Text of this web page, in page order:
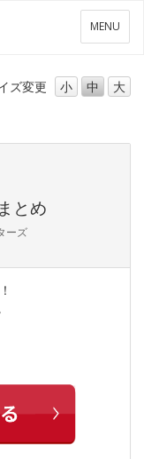
メ
ニ
ー
MENU
ズ変更 小 中 大
とめ
ーズ